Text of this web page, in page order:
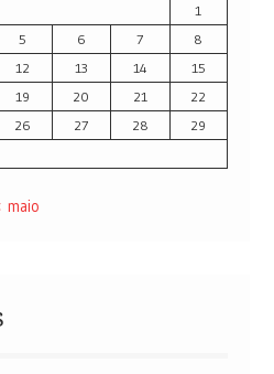
1
5 6 7
8
12 13 14
15
19 20 21
22
26 27 28
29
maio